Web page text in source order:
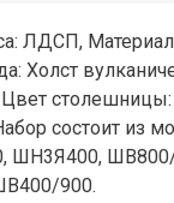
ЛДСП,
Холст
столешницы:
состоит из
ШН3Я400,
900.